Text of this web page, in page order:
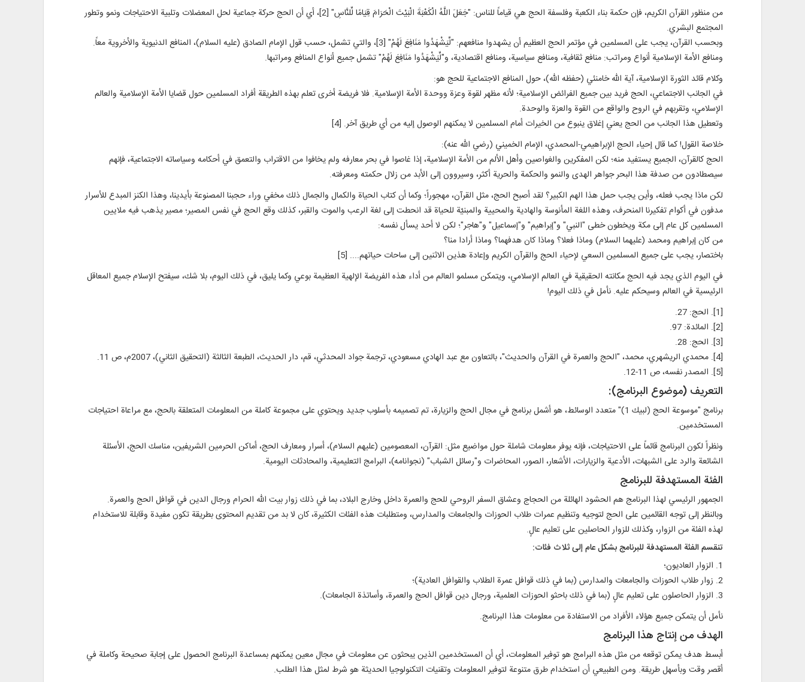
من منظور القرآن الكريم، فإن حكمة بناء الكعبة وفلسفة الحج هي قياماً للناس: "جَعَلَ اللَّهُ الْكَعْبَةَ الْبَيْتَ الْحَرَامَ قِيَامًا لِّلنَّاسِ" [2]، أي أن الحج حركة جماعية لحل المعضلات وتلبية الاحتياجات ونمو وتطور
المجتمع البشري.
وبحسب القرآن، يجب على المسلمين في مؤتمر الحج العظيم أن يشهدوا منافعهم: "لِّيَشْهَدُوا مَنَافِعَ لَهُمْ" [3]، والتي تشمل، حسب قول الإمام الصادق (عليه السلام)، المنافع الدنيوية والأخروية معاً.
ومنافع الأمة الإسلامية أنواع ومراتب: منافع ثقافية، ومنافع سياسية، ومنافع اقتصادية، و"لِّيَشْهَدُوا مَنَافِعَ لَهُمْ" تشمل جميع أنواع المنافع ومراتبها.
وكلام قائد الثورة الإسلامية، آية الله خامنئي (حفظه الله)، حول المنافع الاجتماعية للحج هو:
في الجانب الاجتماعي، الحج فريد بين جميع الفرائض الإسلامية؛ لأنه مظهر لقوة وعزة ووحدة الأمة الإسلامية. فلا فريضة أخرى تعلم بهذه الطريقة أفراد المسلمين حول قضايا الأمة الإسلامية والعالم
الإسلامي، وتقربهم في الروح والواقع من القوة والعزة والوحدة.
وتعطيل هذا الجانب من الحج يعني إغلاق ينبوع من الخيرات أمام المسلمين لا يمكنهم الوصول إليه من أي طريق آخر. [4]
خلاصة القول! كما قال إحياء الحج الإبراهيمي-المحمدي، الإمام الخميني (رضي الله عنه):
الحج كالقرآن، الجميع يستفيد منه؛ لكن المفكرين والغواصين وأهل الألم من الأمة الإسلامية، إذا غاصوا في بحر معارفه ولم يخافوا من الاقتراب والتعمق في أحكامه وسياساته الاجتماعية، فإنهم
سيصطادون من صدفة هذا البحر جواهر الهدى والنمو والحكمة والحرية أكثر، وسيروون إلى الأبد من زلال حكمته ومعرفته.
لكن ماذا يجب فعله، وأين يجب حمل هذا الهم الكبير؟ لقد أصبح الحج، مثل القرآن، مهجوراً؛ وكما أن كتاب الحياة والكمال والجمال ذلك مخفي وراء حجبنا المصنوعة بأيدينا، وهذا الكنز المبدع للأسرار
مدفون في أكوام تفكيرنا المنحرف، وهذه اللغة المأنوسة والهادية والمحيية والمبنيّة للحياة قد انحطت إلى لغة الرعب والموت والقبر، كذلك وقع الحج في نفس المصير؛ مصير يذهب فيه ملايين
المسلمين كل عام إلى مكة ويخطون خطى "النبي" و"إبراهيم" و"إسماعيل" و"هاجر"؛ لكن لا أحد يسأل نفسه:
من كان إبراهيم ومحمد (عليهما السلام) وماذا فعلا؟ وماذا كان هدفهما؟ وماذا أرادا منا؟
باختصار، يجب على جميع المسلمين السعي لإحياء الحج والقرآن الكريم وإعادة هذين الاثنين إلى ساحات حياتهم.... [5]
في اليوم الذي يجد فيه الحج مكانته الحقيقية في العالم الإسلامي، ويتمكن مسلمو العالم من أداء هذه الفريضة الإلهية العظيمة بوعي وكما يليق، في ذلك اليوم، بلا شك، سيفتح الإسلام جميع المعاقل
الرئيسية في العالم وسيحكم عليه. نأمل في ذلك اليوم!
[1]. الحج: 27.
[2]. المائدة: 97.
[3]. الحج: 28.
[4]. محمدي الريشهري، محمد، "الحج والعمرة في القرآن والحديث"، بالتعاون مع عبد الهادي مسعودي، ترجمة جواد المحدثي، قم، دار الحديث، الطبعة الثالثة (التحقيق الثاني)، 2007م، ص 11.
[5]. المصدر نفسه، ص 11-12.
التعريف (موضوع البرنامج):
برنامج "موسوعة الحج (لبيك 1)" متعدد الوسائط، هو أشمل برنامج في مجال الحج والزيارة، تم تصميمه بأسلوب جديد ويحتوي على مجموعة كاملة من المعلومات المتعلقة بالحج، مع مراعاة احتياجات
المستخدمين.
ونظراً لكون البرنامج قائماً على الاحتياجات، فإنه يوفر معلومات شاملة حول مواضيع مثل: القرآن، المعصومين (عليهم السلام)، أسرار ومعارف الحج، أماكن الحرمين الشريفين، مناسك الحج، الأسئلة
الشائعة والرد على الشبهات، الأدعية والزيارات، الأشعار، الصور، المحاضرات و"رسائل الشباب" (نجوانامه)، البرامج التعليمية، والمحادثات اليومية.
الفئة المستهدفة للبرنامج
الجمهور الرئيسي لهذا البرنامج هم الحشود الهائلة من الحجاج وعشاق السفر الروحي للحج والعمرة داخل وخارج البلاد، بما في ذلك زوار بيت الله الحرام ورجال الدين في قوافل الحج والعمرة.
وبالنظر إلى توجه القائمين على الحج لتوجيه وتنظيم عمرات طلاب الحوزات والجامعات والمدارس، ومتطلبات هذه الفئات الكثيرة، كان لا بد من تقديم المحتوى بطريقة تكون مفيدة وقابلة للاستخدام
لهذه الفئة من الزوار، وكذلك للزوار الحاصلين على تعليم عالٍ.
تنقسم الفئة المستهدفة للبرنامج بشكل عام إلى ثلاث فئات:
1. الزوار العاديون؛
2. زوار طلاب الحوزات والجامعات والمدارس (بما في ذلك قوافل عمرة الطلاب والقوافل العادية)؛
3. الزوار الحاصلون على تعليم عالٍ (بما في ذلك باحثو الحوزات العلمية، ورجال دين قوافل الحج والعمرة، وأساتذة الجامعات).
نأمل أن يتمكن جميع هؤلاء الأفراد من الاستفادة من معلومات هذا البرنامج.
الهدف من إنتاج هذا البرنامج
أبسط هدف يمكن توقعه من مثل هذه البرامج هو توفير المعلومات، أي أن المستخدمين الذين يبحثون عن معلومات في مجال معين يمكنهم بمساعدة البرنامج الحصول على إجابة صحيحة وكاملة في
أقصر وقت وبأسهل طريقة. ومن الطبيعي أن استخدام طرق متنوعة لتوفير المعلومات وتقنيات التكنولوجيا الحديثة هو شرط لمثل هذا الطلب.